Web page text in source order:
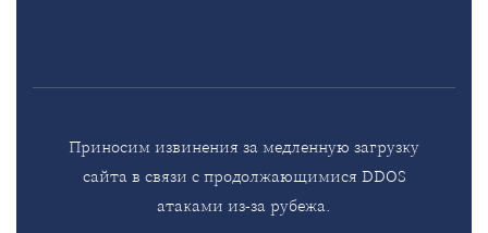
Приносим извинения за медленную загрузку
сайта в связи с продолжающимися DDOS
атаками из-за рубежа.